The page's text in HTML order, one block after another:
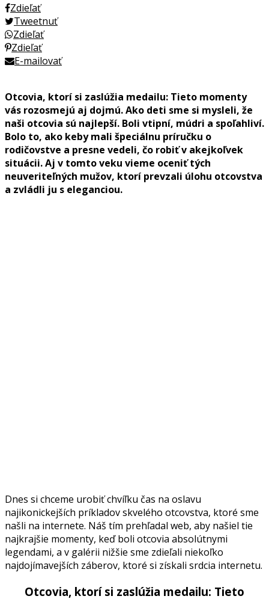
Zdieľať
Tweetnuť
Zdieľať
Zdieľať
E-mailovať
Otcovia, ktorí si zaslúžia medailu: Tieto momenty
vás rozosmejú aj dojmú. Ako deti sme si mysleli, že
naši otcovia sú najlepší. Boli vtipní, múdri a spoľahliví.
Bolo to, ako keby mali špeciálnu príručku o
rodičovstve a presne vedeli, čo robiťv akejkoľvek
situácii.Aj v tomtoveku vieme oceniť tých
neuveriteľných mužov, ktorí prevzali úlohu otcovstva
a zvládli ju s eleganciou.
Dnes si chceme urobiť chvíľku čas na oslavu
najikonickejších príkladov skvelého otcovstva, ktoré sme
našli na internete. Náš tím prehľadal web, aby našiel tie
najkrajšie momenty, keď boli otcovia absolútnymi
legendami, a v galérii nižšie sme zdieľali niekoľko
najdojímavejších záberov, ktoré si získali srdcia internetu.
Otcovia, ktorí si zaslúžia medailu: Tieto